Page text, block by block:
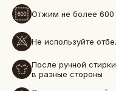
Отжим не более 600
Не используйте
После ручной
в разные стороны
БОЛЕЕ 50 000 ДРУЗЕЙ
Истории, которые мы носим «в